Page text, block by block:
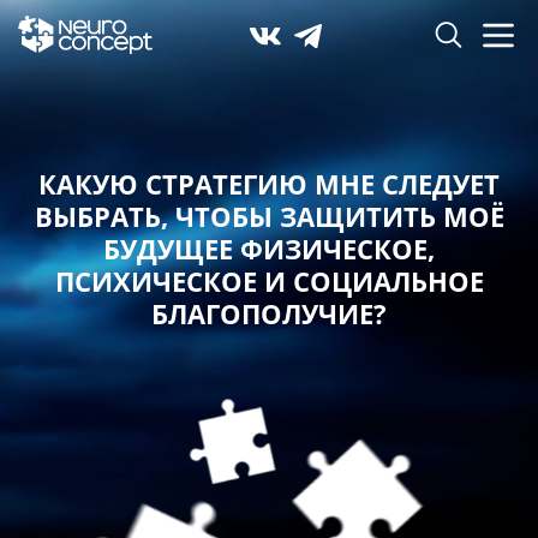
МНЕ СЛЕДУЕТ
ЗАЩИТИТЬ МОЁ
ФИЗИЧЕСКОЕ,
И СОЦИАЛЬНОЕ
КАК
С